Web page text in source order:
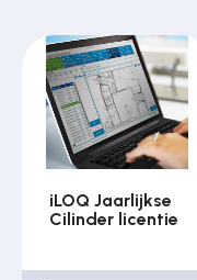
iLOQ Jaarlijkse
Cilinder licentie